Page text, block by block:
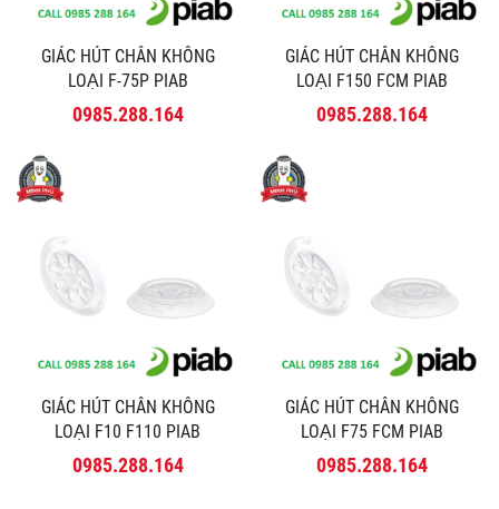
GIÁC HÚT CHÂN KHÔNG
LOẠI F-75P PIAB
0985.288.164
GIÁC HÚT CHÂN KHÔNG
LOẠI F150 FCM PIAB
0985.288.164
GIÁC HÚT CHÂN KHÔNG
LOẠI F10 F110 PIAB
0985.288.164
GIÁC HÚT CHÂN KHÔNG
LOẠI F75 FCM PIAB
0985.288.164